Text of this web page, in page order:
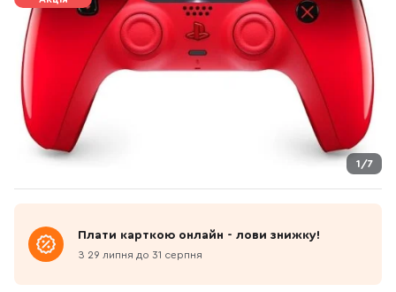
1/7
Плати карткою онлайн - лови знижку!
З 29 липня до 31 серпня